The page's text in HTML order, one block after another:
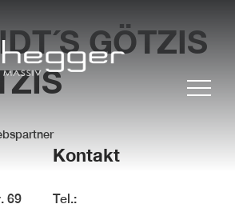
GÖTZIS
69
Kontakt
Tel.: